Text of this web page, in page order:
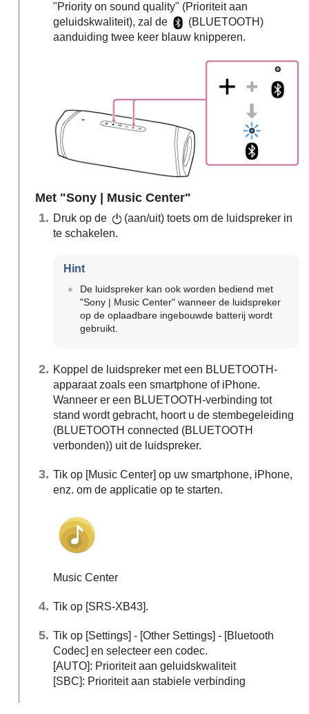
"Priority on sound quality" (Prioriteit aan
geluidskwaliteit), zal de
(BLUETOOTH)
aanduiding twee keer blauw knipperen.
Met "Sony | Music Center"
Druk op de
(aan/uit) toets om de luidspreker in
te schakelen.
Hint
De luidspreker kan ook worden bediend met
"Sony | Music Center" wanneer de luidspreker
op de oplaadbare ingebouwde batterij wordt
gebruikt.
Koppel de luidspreker met een BLUETOOTH-
apparaat zoals een smartphone of iPhone.
Wanneer er een BLUETOOTH-verbinding tot
stand wordt gebracht, hoort u de stembegeleiding
(BLUETOOTH connected (BLUETOOTH
verbonden)) uit de luidspreker.
Tik op [Music Center] op uw smartphone, iPhone,
enz. om de applicatie op te starten.
Music Center
Tik op [SRS-XB43].
Tik op [Settings] - [Other Settings] - [Bluetooth
Codec] en selecteer een codec.
[AUTO]: Prioriteit aan geluidskwaliteit
[SBC]: Prioriteit aan stabiele verbinding